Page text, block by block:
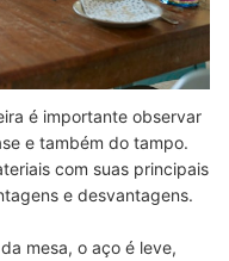
é importante observar
e também do tampo.
com suas principais
e desvantagens.
mesa, o aço é leve,